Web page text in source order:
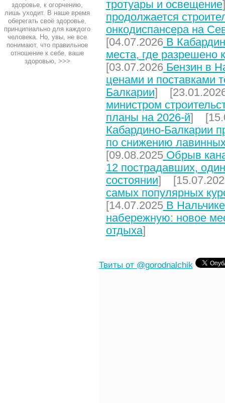
здоровье, к огорчению,
лишь уходит. В наше время
оберегать своё здоровье,
принципиально для каждого
человека. Но, увы, не все
понимают, что правильное
отношение к себе, ваше
здоровью, >>>
тротуары и освещение
продолжается
онкодиспансера на
[04.07.2026В
места, где разрешено
[03.07.2026Бензин в
ценами и поставками
Балкарии]
министром
планы на 2026-й]
Кабардино-Балкарии
по снижению
[09.08.2025Обрыв
12 пострадавших,
состоянии]
самых популярных
[14.07.2025В
набережную: новое
отдыха]
Твиты от @gorodnalchik